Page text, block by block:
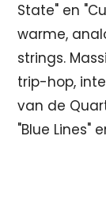
State" en
warme,
strings.
trip-hop,
van de
"Blue Lines"